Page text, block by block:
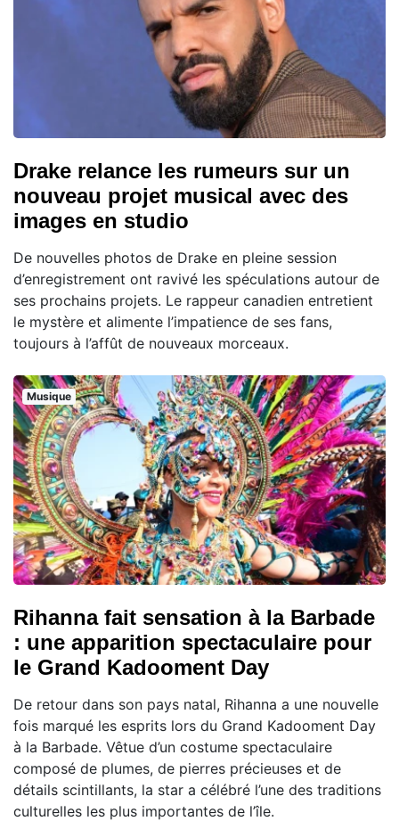
Drake relance les rumeurs sur un
nouveau projet musical avec des
images en studio
De nouvelles photos de Drake en pleine session
d’enregistrement ont ravivé les spéculations autour de
ses prochains projets. Le rappeur canadien entretient
le mystère et alimente l’impatience de ses fans,
toujours à l’affût de nouveaux morceaux.
Musique
Rihanna fait sensation à la Barbade
: une apparition spectaculaire pour
le Grand Kadooment Day
De retour dans son pays natal, Rihanna a une nouvelle
fois marqué les esprits lors du Grand Kadooment Day
à la Barbade. Vêtue d’un costume spectaculaire
composé de plumes, de pierres précieuses et de
détails scintillants, la star a célébré l’une des traditions
culturelles les plus importantes de l’île.